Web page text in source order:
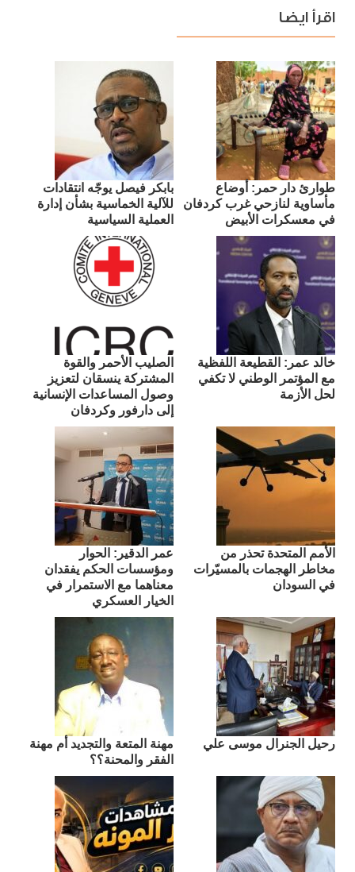
اقرأ ايضا
طوارئ دار حمر: أوضاع
مأساوية لنازحي غرب كردفان
في معسكرات الأبيض
بابكر فيصل يوجّه انتقادات
للآلية الخماسية بشأن إدارة
العملية السياسية
​خالد عمر: القطيعة اللفظية
مع المؤتمر الوطني لا تكفي
لحل الأزمة
الصليب الأحمر والقوة
المشتركة ينسقان لتعزيز
وصول المساعدات الإنسانية
إلى دارفور وكردفان
الأمم المتحدة تحذر من
مخاطر الهجمات بالمسيّرات
في السودان
عمر الدقير: الحوار
ومؤسسات الحكم يفقدان
معناهما مع الاستمرار في
الخيار العسكري
رحيل الجنرال موسى علي
مهنة المتعة والتجديد أم مهنة
الفقر والمحنة؟؟